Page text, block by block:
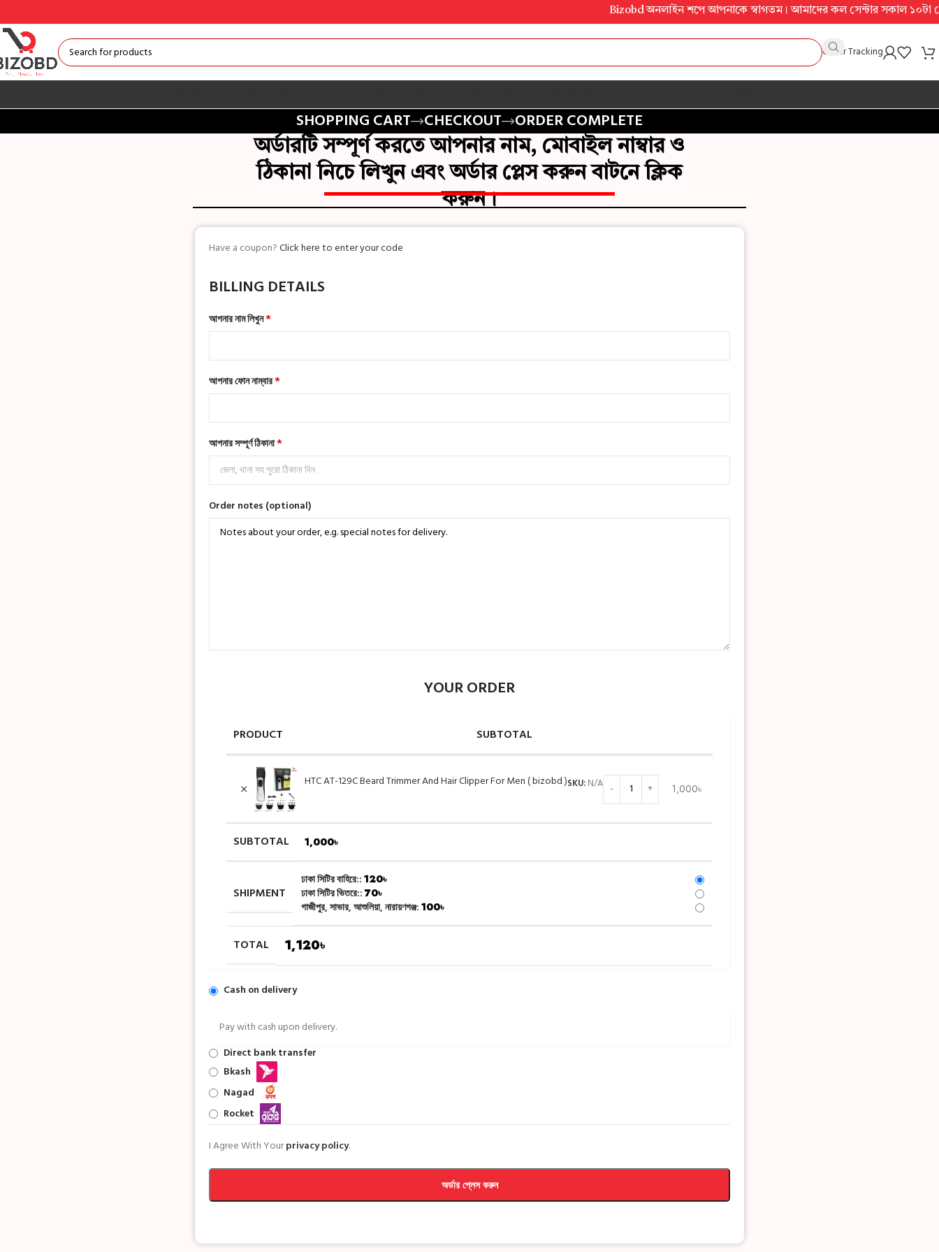
Bizobd অনলাইন শপে আপনাকে স্বাগতম। আমাদের কল সেন্টার সকাল ১০টা থেকে
Order Tracking
SHOPPING CART CHECKOUT ORDER COMPLETE
অর্ডারটি সম্পূর্ণ করতে আপনার নাম, মোবাইল নাম্বার ও
ঠিকানা নিচে লিখুন এবং অর্ডার প্লেস করুন বাটনে ক্লিক
করুন।
Have a coupon?Click here to enter your code
BILLING DETAILS
আপনার নাম লিখুন*
আপনার ফোন নাম্বার*
আপনার সম্পূর্ণ ঠিকানা*
Order notes (optional)
YOUR ORDER
PRODUCT SUBTOTAL
HTC AT-129C Beard Trimmer And Hair Clipper For Men ( bizobd )SKU: N/A 1,000৳
SUBTOTAL 1,000৳
SHIPMENT
ঢাকা সিটির বাহিরে:: 120৳
ঢাকা সিটির ভিতরে:: 70৳
গাজীপুর, সাভার, আশুলিয়া, নারায়ণগঞ্জ: 100৳
TOTAL 1,120৳
Cash on delivery
Pay with cash upon delivery.
Direct bank transfer
Bkash
Nagad
Rocket
I Agree With Yourprivacy policy.
অর্ডার প্লেস করুন